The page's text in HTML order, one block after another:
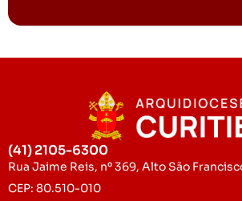
(41) 2105-6300
Rua Jaime Reis, nº 369, Alto São
CEP: 80.510-010